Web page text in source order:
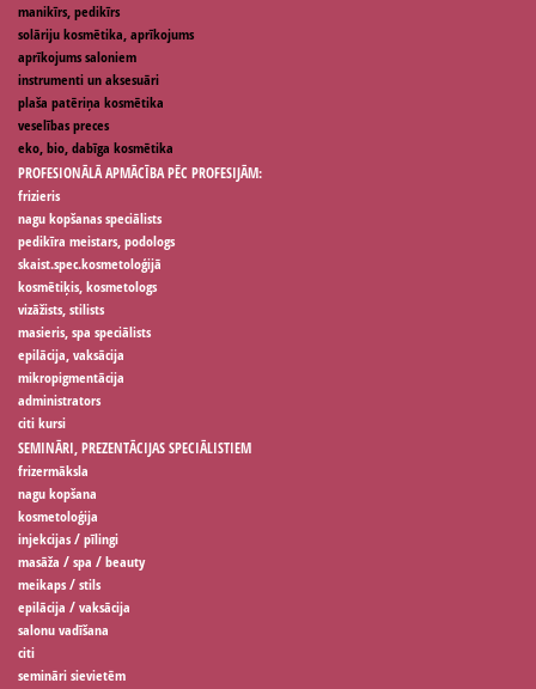
manikīrs, pedikīrs
solāriju kosmētika, aprīkojums
aprīkojums saloniem
instrumenti un aksesuāri
plaša patēriņa kosmētika
veselības preces
eko, bio, dabīga kosmētika
PROFESIONĀLĀ APMĀCĪBA PĒC PROFESIJĀM:
frizieris
nagu kopšanas speciālists
pedikīra meistars, podologs
skaist.spec.kosmetoloģijā
kosmētiķis, kosmetologs
vizāžists, stilists
masieris, spa speciālists
epilācija, vaksācija
mikropigmentācija
administrators
citi kursi
SEMINĀRI, PREZENTĀCIJAS SPECIĀLISTIEM
frizermāksla
nagu kopšana
kosmetoloģija
injekcijas / pīlingi
masāža / spa / beauty
meikaps / stils
epilācija / vaksācija
salonu vadīšana
citi
semināri sievietēm